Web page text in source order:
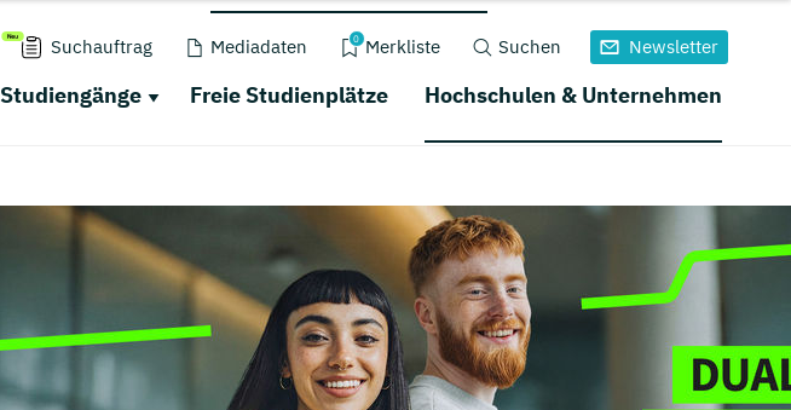
Suchauftrag Mediadaten 0 Merkliste Suchen Newsletter
Studiengänge Freie Studienplätze Hochschulen & Unternehmen